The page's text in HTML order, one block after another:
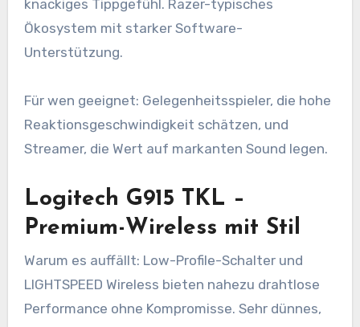
knackiges Tippgefühl. Razer-typisches
Ökosystem mit starker Software-
Unterstützung.
Für wen geeignet: Gelegenheitsspieler, die hohe
Reaktionsgeschwindigkeit schätzen, und
Streamer, die Wert auf markanten Sound legen.
Logitech G915 TKL –
Premium-Wireless mit Stil
Warum es auffällt: Low-Profile-Schalter und
LIGHTSPEED Wireless bieten nahezu drahtlose
Performance ohne Kompromisse. Sehr dünnes,